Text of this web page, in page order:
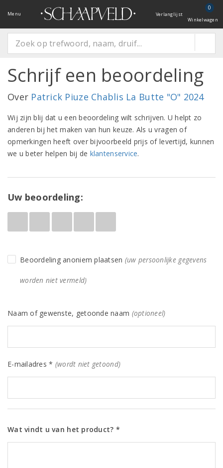
Menu Verlanglijst
0
Winkelwagen
Schrijf een beoordeling
Over Patrick Piuze Chablis La Butte "O" 2024
Wij zijn blij dat u een beoordeling wilt schrijven. U helpt zo
anderen bij het maken van hun keuze. Als u vragen of
opmerkingen heeft over bijvoorbeeld prijs of levertijd, kunnen
we u beter helpen bij de klantenservice.
Uw beoordeling:
Beoordeling anoniem plaatsen (uw persoonlijke gegevens
worden niet vermeld)
Naam of gewenste, getoonde naam (optioneel)
E-mailadres * (wordt niet getoond)
Wat vindt u van het product? *